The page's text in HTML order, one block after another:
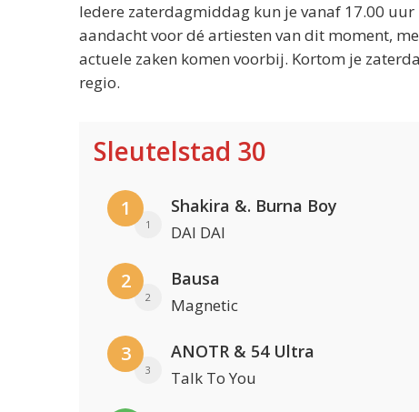
Iedere zaterdagmiddag kun je vanaf 17.00
aandacht voor dé artiesten van dit moment,
actuele zaken komen voorbij. Kortom je
regio.
Sleutelstad 30
1
1
Shakira &. Burna Boy
DAI DAI
2
2
Bausa
Magnetic
3
3
ANOTR & 54 Ultra
Talk To You